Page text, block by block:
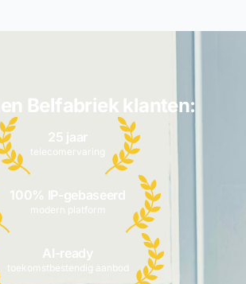
Belfabriek klanten:
25 jaar
telecomervaring
100% IP-gebaseerd
modern platform
AI-ready
toekomstbestendig aanbod